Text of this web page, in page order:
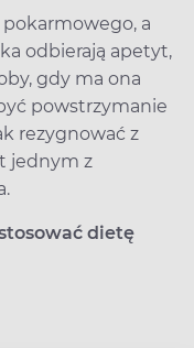
a
odbierają apetyt,
gdy ma ona
powstrzymanie
rezygnować z
jednym z
dietę